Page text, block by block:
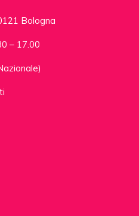
Bologna
– 17.00